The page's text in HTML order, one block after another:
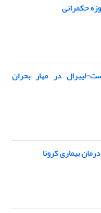
حکمرانی
لیبرال در مهار بحران
بیماری کرونا